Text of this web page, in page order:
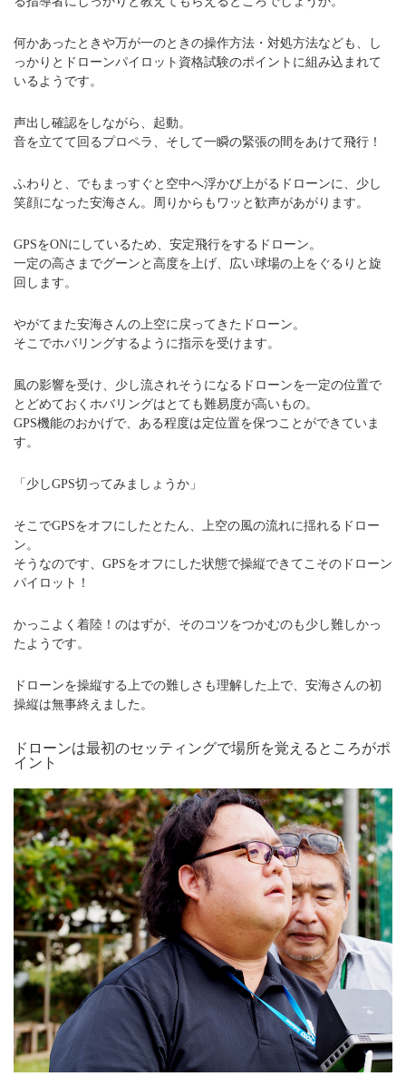
何かあったときや万が一のときの操作方法・対処方法なども、し
っかりとドローンパイロット資格試験のポイントに組み込まれて
いるようです。
声出し確認をしながら、起動。
音を立てて回るプロペラ、そして一瞬の緊張の間をあけて飛行！
ふわりと、でもまっすぐと空中へ浮かび上がるドローンに、少し
笑顔になった安海さん。周りからもワッと歓声があがります。
GPSをONにしているため、安定飛行をするドローン。
一定の高さまでグーンと高度を上げ、広い球場の上をぐるりと旋
回します。
やがてまた安海さんの上空に戻ってきたドローン。
そこでホバリングするように指示を受けます。
風の影響を受け、少し流されそうになるドローンを一定の位置で
とどめておくホバリングはとても難易度が高いもの。
GPS機能のおかげで、ある程度は定位置を保つことができていま
す。
「少しGPS切ってみましょうか」
そこでGPSをオフにしたとたん、上空の風の流れに揺れるドロー
ン。
そうなのです、GPSをオフにした状態で操縦できてこそのドローン
パイロット！
かっこよく着陸！のはずが、そのコツをつかむのも少し難しかっ
たようです。
ドローンを操縦する上での難しさも理解した上で、安海さんの初
操縦は無事終えました。
ドローンは最初のセッティングで場所を覚えるところがポ
イント